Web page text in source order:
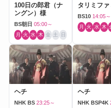
100日の郎君（ナ
ングン）様
BS朝日 05:00～
月 火 水 木 金 土 日
タリミフ
BS10 14:05～
月 火 水 木
ヘチ
NHK BS 23:25～
ヘチ
NHK BSP4K